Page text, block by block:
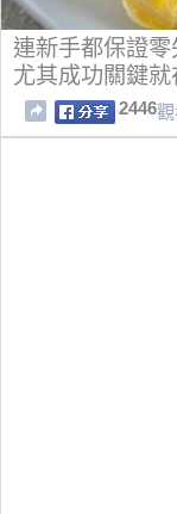
連新手都保證零
尤其成功關鍵就
2446